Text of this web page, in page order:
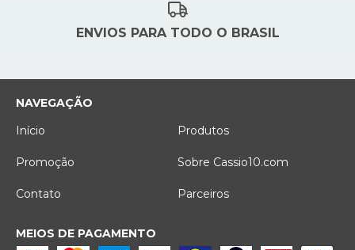
ENVIOS PARA TODO O BRASIL
NAVEGAÇÃO
Início
Produtos
Promoção Sobre Cassio10.com
Contato Parceiros
MEIOS DE PAGAMENTO